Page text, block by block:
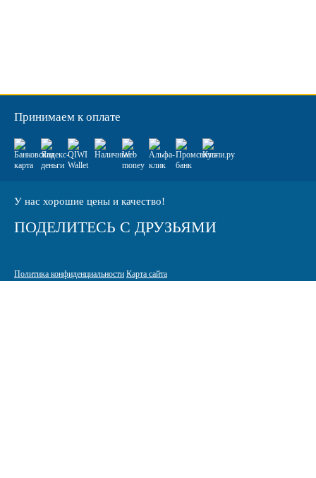
Принимаем к оплате
У нас хорошие цены и качество!
ПОДЕЛИТЕСЬ С ДРУЗЬЯМИ
Политика конфиденциальности Карта сайта